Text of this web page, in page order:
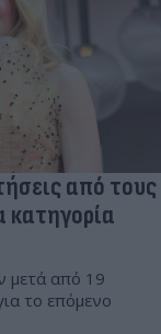
από τους
κατηγορία
μετά από 19
το επόμενο